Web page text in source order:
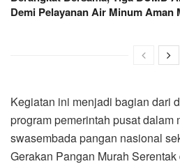
Demi Pelayanan Air Minum Aman
Kegiatan ini menjadi bagian dari
program pemerintah pusat dalam
swasembada pangan nasional
Gerakan Pangan Murah